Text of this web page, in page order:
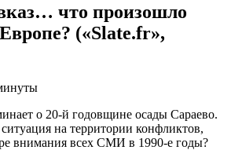
что произошло
(«Slate.fr»,
о 20-й годовщине осады Сараево.
на территории конфликтов,
внимания всех СМИ в 1990-е годы?